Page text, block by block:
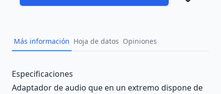
Más información Hoja de datos Opiniones
Description
Especificaciones
Adaptador de audio que en un extremo dispone de